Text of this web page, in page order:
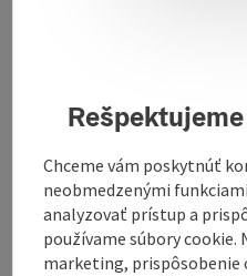
Felting is not the same
... at least not in Andrea
various design
color-matched fund of
The designer prefers to
combinations of different
and cotton fabrics that are
Chceme vám poskytnúť
neobmedzenými
analyzovať prístup a
používame súbory cookie.
marketing, prispôsobenie